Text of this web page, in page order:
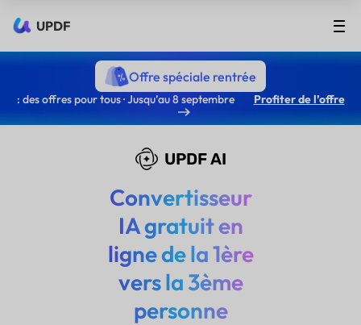
UPDF
Offre spéciale rentrée
: des offres pour tous · Jusqu’au 8 septembre Profiter de l’offre
UPDF AI
Convertisseur
IA gratuit en
ligne de la 1ère
vers la 3ème
personne